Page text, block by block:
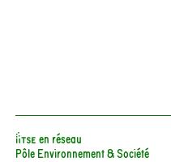
iiTSE en réseau
Pôle Environnement & Société